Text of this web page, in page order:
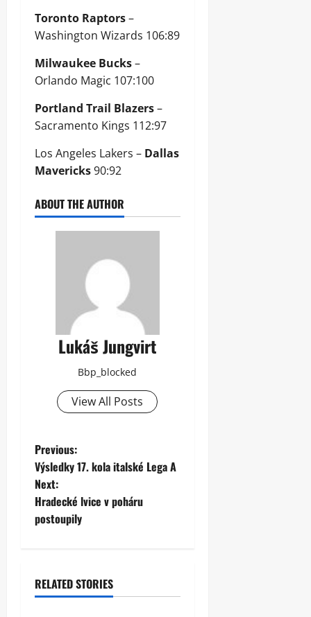
Toronto Raptors–
Washington Wizards 106:89
Milwaukee Bucks–
Orlando Magic 107:100
Portland Trail Blazers–
Sacramento Kings 112:97
Los Angeles Lakers – Dallas
Mavericks90:92
ABOUT THE AUTHOR
Lukáš Jungvirt
Bbp_blocked
View All Posts
P
o
s
n
a
Previous:
Výsledky 17. kola italské Lega A
Next:
Hradecké lvice v poháru
postoupily
RELATED STORIES
Telegraficky